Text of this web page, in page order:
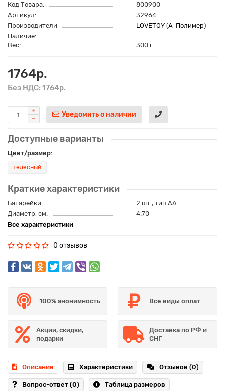
Код Товара:
800900
Артикул:
32964
Производители
LOVETOY (А-Полимер)
Наличие:
Вес:
300 г
1764р.
Без НДС: 1764р.
Уведомить о наличии
Доступные варианты
Цвет/размер:
телесный
Краткие характеристики
Батарейки
2 шт., тип AA
Диаметр, см.
4.70
Все характеристики
0 отзывов
100% анонимность Все виды оплат
Акции, скидки,
подарки
Доставка по РФ и
СНГ
Описание Характеристики Отзывов (0)
Вопрос-ответ (0) Таблица размеров